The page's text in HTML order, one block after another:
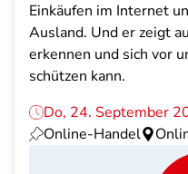
Einkäufen im Internet
Ausland. Und er zeigt
erkennen und sich vor
schützen kann.
Do, 24. September
Online-Handel